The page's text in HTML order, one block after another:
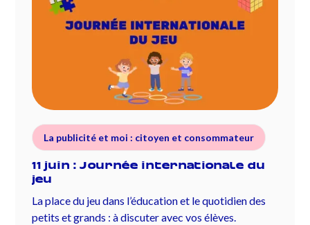
La publicité et moi : citoyen et consommateur
11 juin : Journée internationale du
jeu
La place du jeu dans l’éducation et le quotidien des
petits et grands : à discuter avec vos élèves.